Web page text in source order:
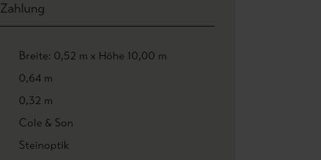
Zahlung
Breite: 0,52 m x Höhe 10,00 m
0,64 m
0,32 m
Cole & Son
Steinoptik